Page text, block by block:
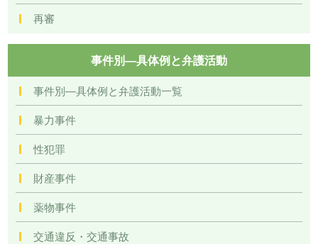
再審
事件別―具体例と弁護活動
事件別―具体例と弁護活動一覧
暴力事件
性犯罪
財産事件
薬物事件
交通違反・交通事故